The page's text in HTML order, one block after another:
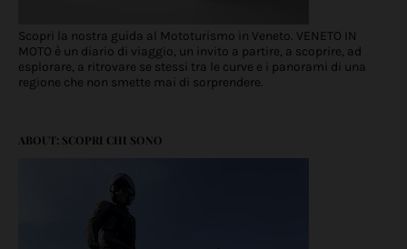
Scopri la nostra guida al Mototurismo in Veneto. VENETO IN
MOTO è un diario di viaggio, un invito a partire, a scoprire, ad
esplorare, a ritrovare se stessi tra le curve e i panorami di una
regione che non smette mai di sorprendere.
ABOUT: SCOPRI CHI SONO